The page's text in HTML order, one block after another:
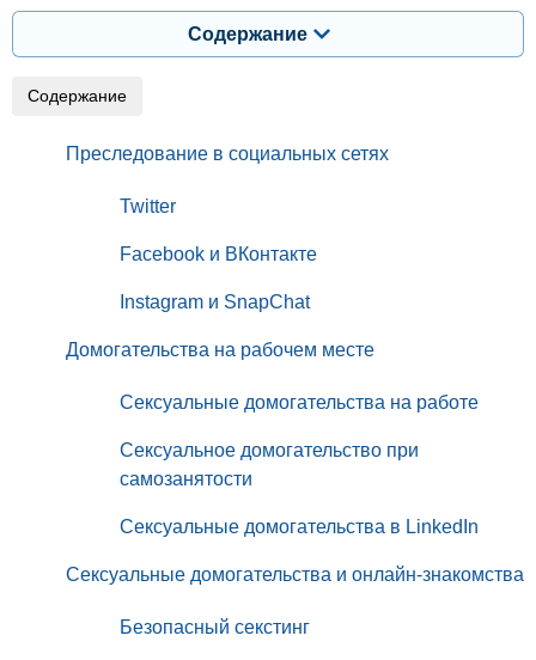
Содержание
Содержание
Преследование в социальных сетях
Twitter
Facebook и ВКонтакте
Instagram и SnapChat
Домогательства на рабочем месте
Сексуальные домогательства на работе
Сексуальное домогательство при
самозанятости
Сексуальные домогательства в LinkedIn
Сексуальные домогательства и онлайн-знакомства
Безопасный секстинг